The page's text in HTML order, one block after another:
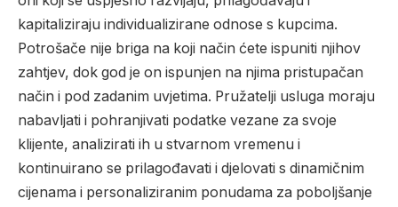
kapitaliziraju individualizirane odnose s kupcima.
Potrošače nije briga na koji način ćete ispuniti njihov
zahtjev, dok god je on ispunjen na njima pristupačan
način i pod zadanim uvjetima. Pružatelji usluga moraju
nabavljati i pohranjivati podatke vezane za svoje
klijente, analizirati ih u stvarnom vremenu i
kontinuirano se prilagođavati i djelovati s dinamičnim
cijenama i personaliziranim ponudama za poboljšanje